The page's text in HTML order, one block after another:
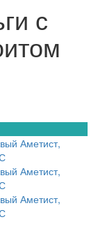
с